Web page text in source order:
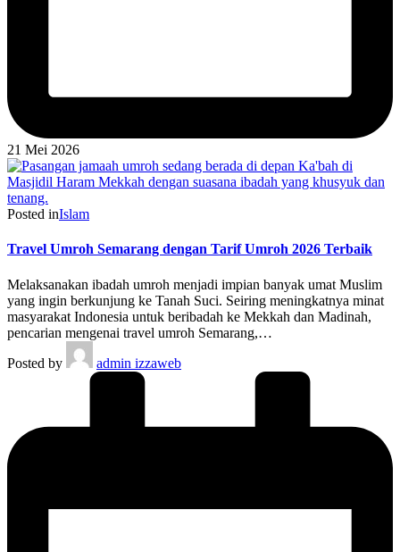
21 Mei 2026
Posted inIslam
Travel Umroh Semarang dengan Tarif Umroh 2026 Terbaik
Melaksanakan ibadah umroh menjadi impian banyak umat Muslim
yang ingin berkunjung ke Tanah Suci. Seiring meningkatnya minat
masyarakat Indonesia untuk beribadah ke Mekkah dan Madinah,
pencarian mengenai travel umroh Semarang,…
Posted by
admin izzaweb